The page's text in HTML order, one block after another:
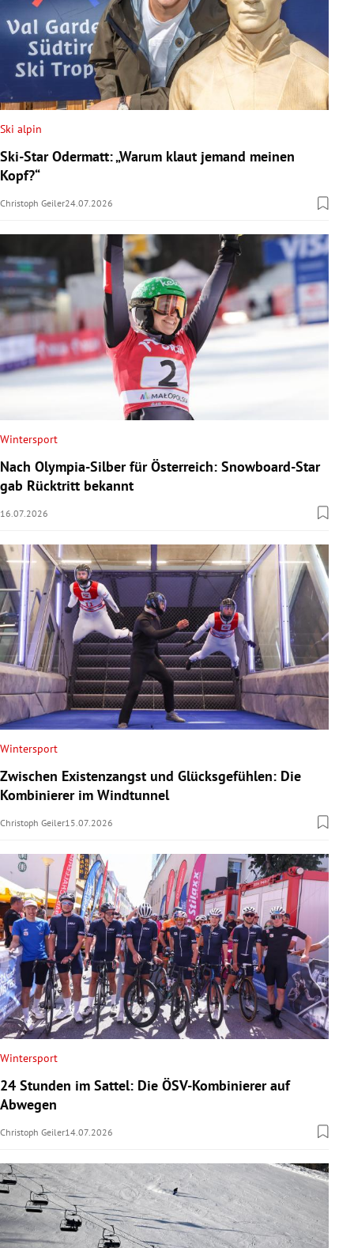
Ski alpin
Ski-Star Odermatt: „Warum klaut jemand meinen
Kopf?“
Christoph Geiler24.07.2026
Wintersport
Nach Olympia-Silber für Österreich: Snowboard-Star
gab Rücktritt bekannt
16.07.2026
Wintersport
Zwischen Existenzangst und Glücksgefühlen: Die
Kombinierer im Windtunnel
Christoph Geiler15.07.2026
Wintersport
24 Stunden im Sattel: Die ÖSV-Kombinierer auf
Abwegen
Christoph Geiler14.07.2026